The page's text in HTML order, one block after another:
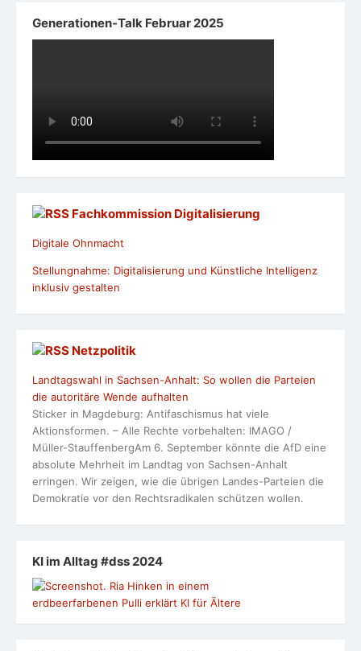
Generationen-Talk Februar 2025
Fachkommission Digitalisierung
Digitale Ohnmacht
Stellungnahme: Digitalisierung und Künstliche Intelligenz
inklusiv gestalten
Netzpolitik
Landtagswahl in Sachsen-Anhalt: So wollen die Parteien
die autoritäre Wende aufhalten
Sticker in Magdeburg: Antifaschismus hat viele
Aktionsformen. – Alle Rechte vorbehalten: IMAGO /
Müller-StauffenbergAm 6. September könnte die AfD eine
absolute Mehrheit im Landtag von Sachsen-Anhalt
erringen. Wir zeigen, wie die übrigen Landes-Parteien die
Demokratie vor den Rechtsradikalen schützen wollen.
KI im Alltag #dss 2024